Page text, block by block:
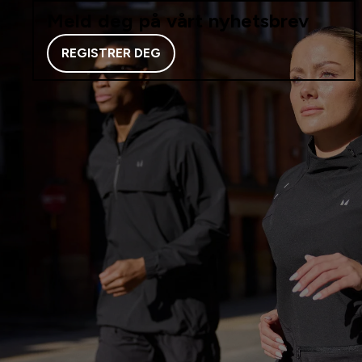
Meld deg på vårt nyhetsbrev
REGISTRER DEG